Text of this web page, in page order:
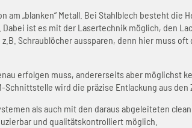
„blanken“ Metall. Bei Stahlblech besteht
ist es mit der Lasertechnik möglich, den
Schraublöcher aussparen, denn hier muss
erfolgen muss, andererseits aber möglichst
Schnittstelle wird die präzise Entlackung aus
als auch mit den daraus abgeleiteten
und qualitätskontrolliert möglich.